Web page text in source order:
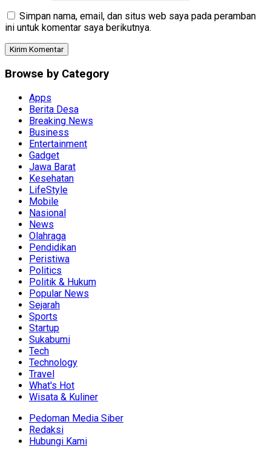
Simpan nama, email, dan situs web saya pada peramban
ini untuk komentar saya berikutnya.
Browse by Category
Apps
Berita Desa
Breaking News
Business
Entertainment
Gadget
Jawa Barat
Kesehatan
LifeStyle
Mobile
Nasional
News
Olahraga
Pendidikan
Peristiwa
Politics
Politik & Hukum
Popular News
Sejarah
Sports
Startup
Sukabumi
Tech
Technology
Travel
What's Hot
Wisata & Kuliner
Pedoman Media Siber
Redaksi
Hubungi Kami